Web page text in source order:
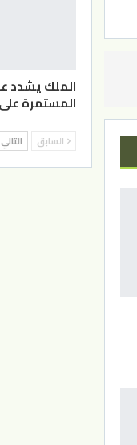
الملك يشدد
المستمرة
السابق التالي